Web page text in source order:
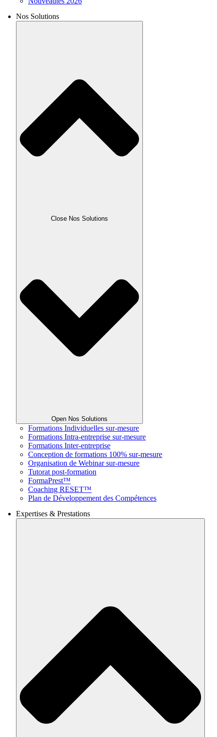
Nos Solutions
Close Nos Solutions
Open Nos Solutions
Formations Individuelles sur-mesure
Formations Intra-entreprise sur-mesure
Formations Inter-entreprise
Conception de formations 100% sur-mesure
Organisation de Webinar sur-mesure
Tutorat post-formation
FormaPrest™
Coaching RESET™
Plan de Développement des Compétences
Expertises & Prestations